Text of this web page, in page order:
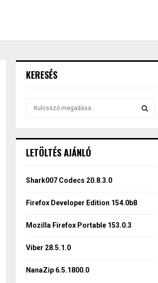
KERESÉS
h
o
LETÖLTÉS AJÁNLÓ
Shark007 Codecs 20.8.3.0
Firefox Developer Edition 154.0b8
Mozilla Firefox Portable 153.0.3
Viber 28.5.1.0
NanaZip 6.5.1800.0